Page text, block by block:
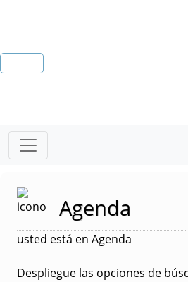
Agenda
usted está en Agenda
Despliegue las opciones de